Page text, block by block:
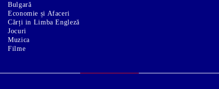
Bulgară
Economie și Afaceri
Cărți in Limba Engleză
Jocuri
Muzica
Filme